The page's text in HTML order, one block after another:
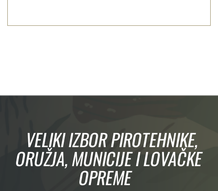
VELIKI IZBOR PIROTEHNIKE,
ORUŽJA, MUNICIJE I LOVAČKE
OPREME